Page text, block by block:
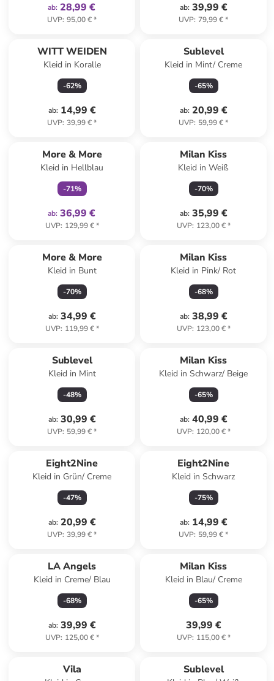
ab: 28,99 €
UVP: 95,00 €*
ab: 39,99 €
UVP: 79,99 €*
WITT WEIDEN
Kleid in Koralle
-62%
ab: 14,99 €
UVP: 39,99 €*
Sublevel
Kleid in Mint/ Creme
-65%
ab: 20,99 €
UVP: 59,99 €*
More & More
Kleid in Hellblau
-71%
ab: 36,99 €
UVP: 129,99 €*
Milan Kiss
Kleid in Weiß
-70%
ab: 35,99 €
UVP: 123,00 €*
More & More
Kleid in Bunt
-70%
ab: 34,99 €
UVP: 119,99 €*
Milan Kiss
Kleid in Pink/ Rot
-68%
ab: 38,99 €
UVP: 123,00 €*
Sublevel
Kleid in Mint
-48%
ab: 30,99 €
UVP: 59,99 €*
Milan Kiss
Kleid in Schwarz/ Beige
-65%
ab: 40,99 €
UVP: 120,00 €*
Eight2Nine
Kleid in Grün/ Creme
-47%
ab: 20,99 €
UVP: 39,99 €*
Eight2Nine
Kleid in Schwarz
-75%
ab: 14,99 €
UVP: 59,99 €*
LA Angels
Kleid in Creme/ Blau
-68%
ab: 39,99 €
UVP: 125,00 €*
Milan Kiss
Kleid in Blau/ Creme
-65%
39,99 €
UVP: 115,00 €*
Vila Sublevel